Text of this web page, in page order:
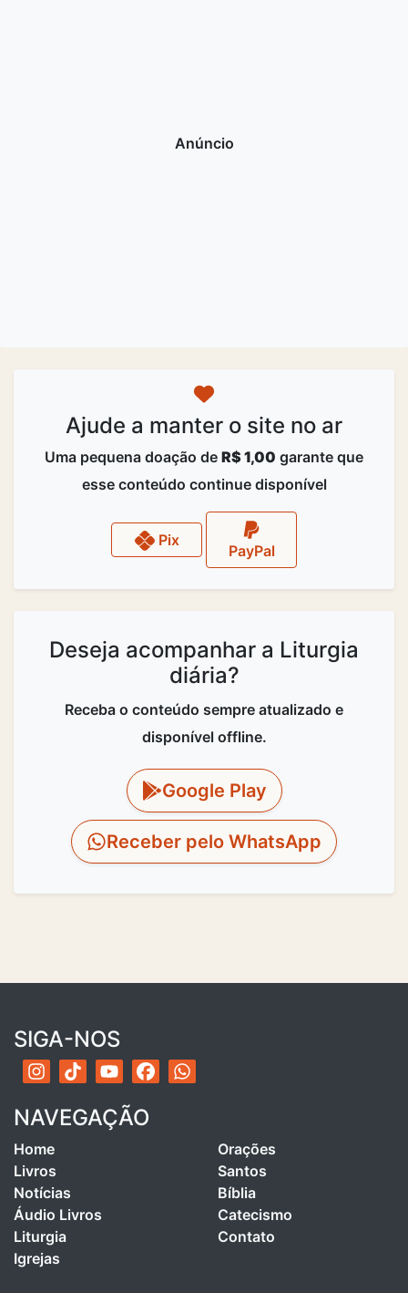
Ajude a manter o site no ar
Uma pequena doação de R$ 1,00 garante que
esse conteúdo continue disponível
Pix
PayPal
Deseja acompanhar a Liturgia
diária?
Receba o conteúdo sempre atualizado e
disponível offline.
Google Play
Receber pelo WhatsApp
SIGA-NOS
NAVEGAÇÃO
Home
Livros
Notícias
Áudio Livros
Liturgia
Igrejas
Orações
Santos
Bíblia
Catecismo
Contato